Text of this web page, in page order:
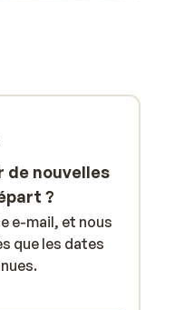
de nouvelles
?
e-mail, et nous
que les dates